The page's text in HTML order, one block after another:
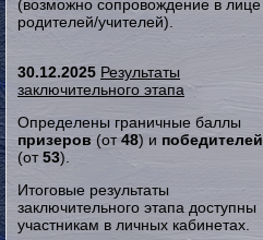
(возможно сопровождение в лице
родителей/учителей).
30.12.2025 Результаты
заключительного этапа
Определены граничные баллы
призеров (от48) и победителей
(от53).
Итоговые результаты
заключительного этапа доступны
участникам в личных кабинетах.